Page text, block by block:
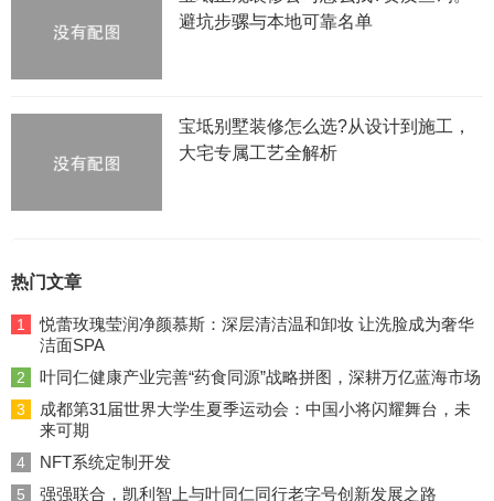
避坑步骡与本地可靠名单
宝坻别墅装修怎么选?从设计到施工，
大宅专属工艺全解析
热门文章
1
悦蕾玫瑰莹润净颜慕斯：深层清洁温和卸妆 让洗脸成为奢华
洁面SPA
2 叶同仁健康产业完善“药食同源”战略拼图，深耕万亿蓝海市场
3
成都第31届世界大学生夏季运动会：中国小将闪耀舞台，未
来可期
4 NFT系统定制开发
5 强强联合，凯利智上与叶同仁同行老字号创新发展之路